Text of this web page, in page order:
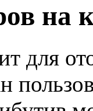
на
для